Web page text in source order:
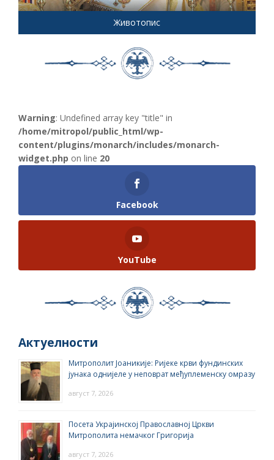
Животопис
Warning: Undefined array key "title" in
/home/mitropol/public_html/wp-
content/plugins/monarch/includes/monarch-
widget.php on line 20
Facebook
YouTube
Актуелности
Митрополит Јоаникије: Ријеке крви фундинских
јунака однијеле у неповрат међуплеменску омразу
август 7, 2026
Посета Украјинској Православној Цркви
Митрополита немачког Григорија
август 7, 2026